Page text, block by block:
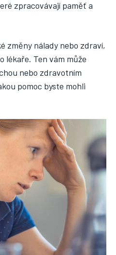
zpracovávají paměť a
změny nálady nebo zdraví,
lékaře. Ten vám může
nebo zdravotním
pomoc byste mohli